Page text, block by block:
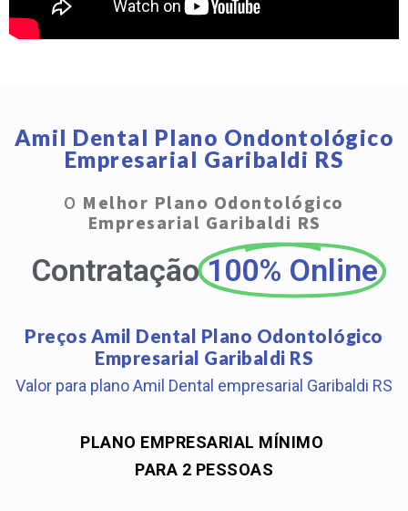
Amil Dental Plano Ondontológico
Empresarial Garibaldi RS
O Melhor Plano Odontológico
Empresarial Garibaldi RS
Contratação 100% Online
Preços Amil Dental Plano Odontológico
Empresarial Garibaldi RS
Valor para plano Amil Dental empresarial Garibaldi RS
PLANO EMPRESARIAL MÍNIMO
PARA 2 PESSOAS